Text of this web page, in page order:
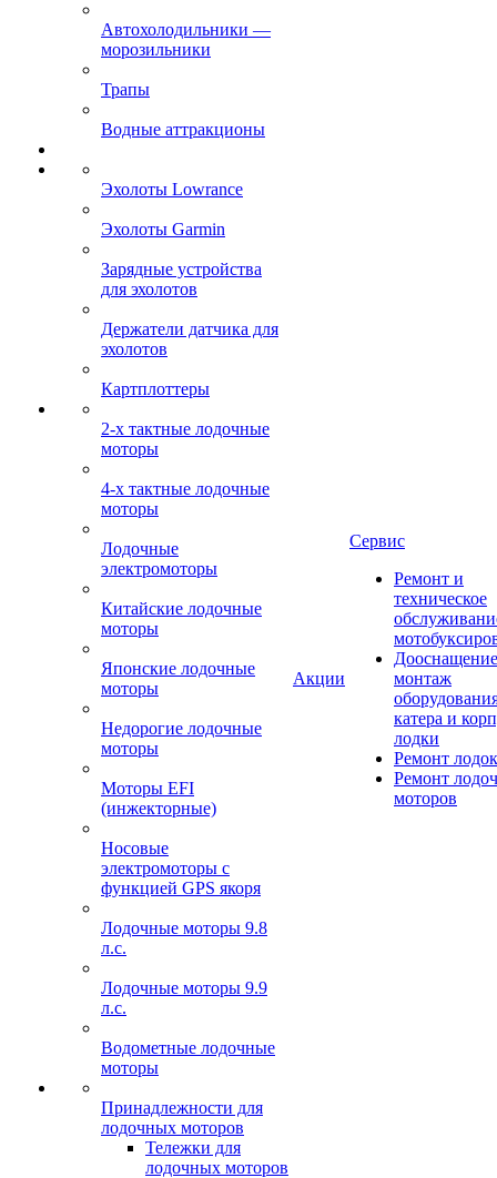
Автохолодильники —
морозильники
Трапы
Водные аттракционы
Эхолоты Lowrance
Эхолоты Garmin
Зарядные устройства
для эхолотов
Держатели датчика для
эхолотов
Картплоттеры
2-х тактные лодочные
моторы
4-х тактные лодочные
моторы
Лодочные
электромоторы
Китайские лодочные
моторы
Японские лодочные
моторы
Недорогие лодочные
моторы
Моторы EFI
(инжекторные)
Носовые
электромоторы с
функцией GPS якоря
Лодочные моторы 9.8
л.с.
Лодочные моторы 9.9
л.с.
Водометные лодочные
моторы
Принадлежности для
лодочных моторов
Тележки для
лодочных моторов
Акции
Сервис
Ремонт и
техническое
монтаж
катера и
лодки
Ремонт
Ремонт
моторов